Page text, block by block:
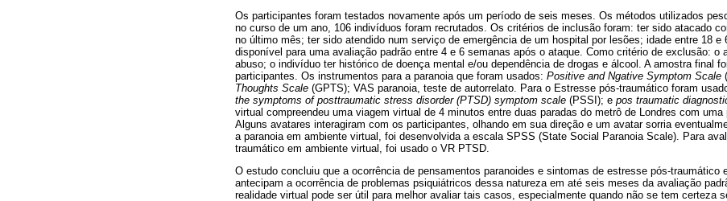
Os participantes foram testados novamente após um período de seis meses. Os métodos utilizados
no curso de um ano, 106 indivíduos foram recrutados. Os critérios de inclusão foram: ter sido atacado
no último mês; ter sido atendido num serviço de emergência de um hospital por lesões; idade entre 18 e
disponível para uma avaliação padrão entre 4 e 6 semanas após o ataque. Como critério de exclusão: o
abuso; o indivíduo ter histórico de doença mental e/ou dependência de drogas e álcool. A amostra final
participantes. Os instrumentos para a paranoia que foram usados: Positive and Ngative Symptom Scale
Thoughts Scale (GPTS); VAS paranoia, teste de autorrelato. Para o Estresse pós-traumático foram
the symptoms of posttraumatic stress disorder (PTSD) symptom scale (PSSI); e pos traumatic
virtual compreendeu uma viagem virtual de 4 minutos entre duas paradas do metrô de Londres com uma
Alguns avatares interagiram com os participantes, olhando em sua direção e um avatar sorria
a paranoia em ambiente virtual, foi desenvolvida a escala SPSS (State Social Paranoia Scale). Para
traumático em ambiente virtual, foi usado o VR PTSD.
O estudo concluiu que a ocorrência de pensamentos paranoides e sintomas de estresse pós-traumático
antecipam a ocorrência de problemas psiquiátricos dessa natureza em até seis meses da avaliação
realidade virtual pode ser útil para melhor avaliar tais casos, especialmente quando não se tem certeza